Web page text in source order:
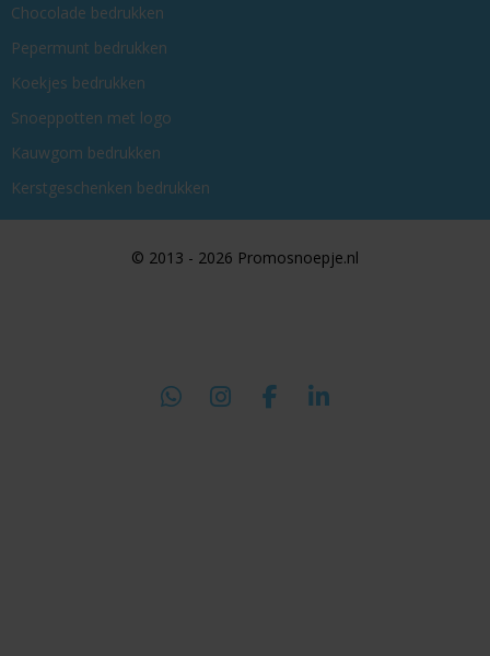
Chocolade bedrukken
Pepermunt bedrukken
Koekjes bedrukken
Snoeppotten met logo
Kauwgom bedrukken
Kerstgeschenken bedrukken
© 2013 - 2026 Promosnoepje.nl